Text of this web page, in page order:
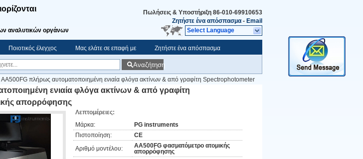
αναλυτικών οργάνων
Πωλήσεις & Υποστήριξη 86-010-69910653
Ζητήστε ένα απόσπασμα - Email
Select Language
Ποιοτικός έλεγχος Μας ελάτε σε επαφή με Ζητήστε ένα απόσπασμα
Αναζήτηση
AA500FG πλήρως αυτοματοποιημένη ενιαία φλόγα ακτίνων & από γραφίτη Spectrophotometer
ενιαία φλόγα ακτίνων & από γραφίτη
απορρόφησης
Λεπτομέρειες:
Μάρκα:
PG instruments
Πιστοποίηση:
CE
Αριθμό μοντέλου:
AA500FG φασματόμετρο ατομικής
απορρόφησης